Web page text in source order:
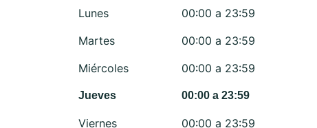
Lunes
00:00 a 23:59
Martes
00:00 a 23:59
Miércoles
00:00 a 23:59
Jueves 00:00 a 23:59
Viernes
00:00 a 23:59